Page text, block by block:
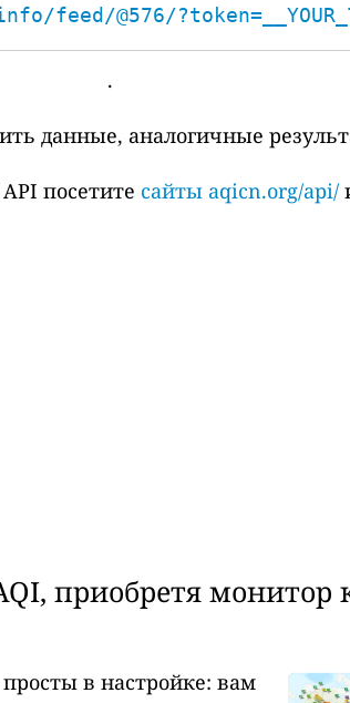
@576/
.
данные, аналогичные
посетите сайты aqicn.org/api/
приобретя монитор
в настройке: вам